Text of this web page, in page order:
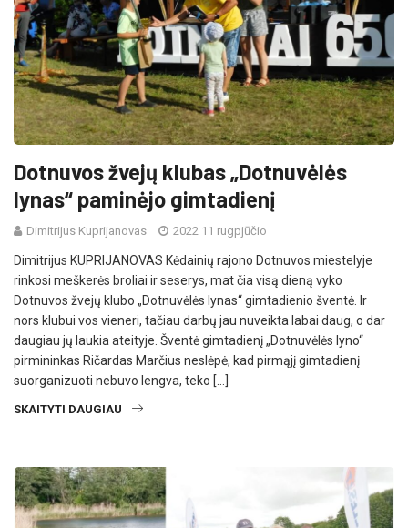
Dotnuvos žvejų klubas „Dotnuvėlės
lynas“ paminėjo gimtadienį
Dimitrijus Kuprijanovas 2022 11 rugpjūčio
Dimitrijus KUPRIJANOVAS Kėdainių rajono Dotnuvos miestelyje
rinkosi meškerės broliai ir seserys, mat čia visą dieną vyko
Dotnuvos žvejų klubo „Dotnuvėlės lynas“ gimtadienio šventė. Ir
nors klubui vos vieneri, tačiau darbų jau nuveikta labai daug, o dar
daugiau jų laukia ateityje. Šventė gimtadienį „Dotnuvėlės lyno“
pirmininkas Ričardas Marčius neslėpė, kad pirmąjį gimtadienį
suorganizuoti nebuvo lengva, teko […]
SKAITYTI DAUGIAU